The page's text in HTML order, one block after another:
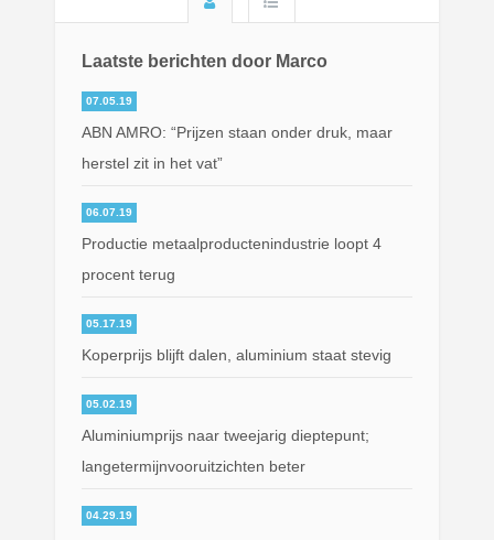
Laatste berichten door Marco
07.05.19
ABN AMRO: “Prijzen staan onder druk, maar
herstel zit in het vat”
06.07.19
Productie metaalproductenindustrie loopt 4
procent terug
05.17.19
Koperprijs blijft dalen, aluminium staat stevig
05.02.19
Aluminiumprijs naar tweejarig dieptepunt;
langetermijnvooruitzichten beter
04.29.19